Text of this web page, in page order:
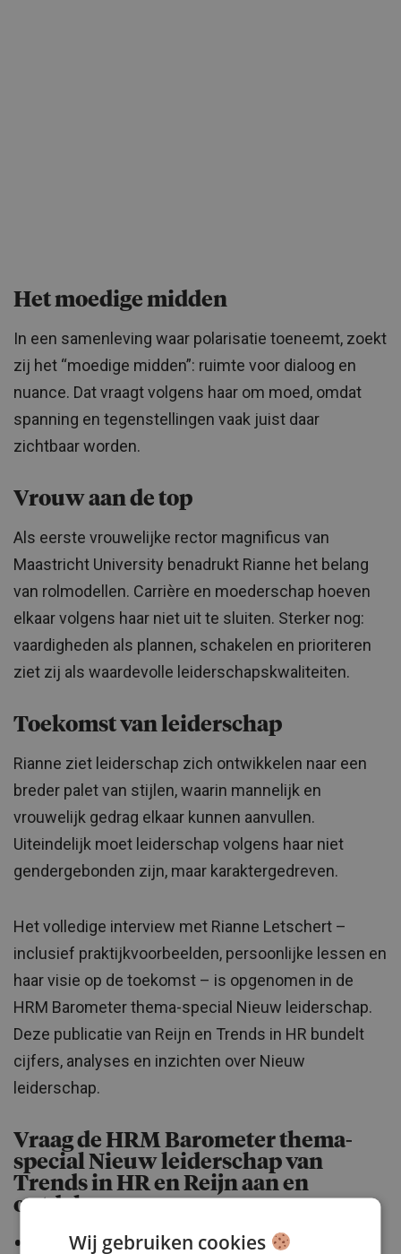
Het moedige midden
In een samenleving waar polarisatie toeneemt, zoekt
zij het “moedige midden”: ruimte voor dialoog en
nuance. Dat vraagt volgens haar om moed, omdat
spanning en tegenstellingen vaak juist daar
zichtbaar worden.
Vrouw aan de top
Als eerste vrouwelijke rector magnificus van
Maastricht University benadrukt Rianne het belang
van rolmodellen. Carrière en moederschap hoeven
elkaar volgens haar niet uit te sluiten. Sterker nog:
vaardigheden als plannen, schakelen en prioriteren
ziet zij als waardevolle leiderschapskwaliteiten.
Toekomst van leiderschap
Rianne ziet leiderschap zich ontwikkelen naar een
breder palet van stijlen, waarin mannelijk en
vrouwelijk gedrag elkaar kunnen aanvullen.
Uiteindelijk moet leiderschap volgens haar niet
gendergebonden zijn, maar karaktergedreven.
Het volledige interview met Rianne Letschert –
inclusief praktijkvoorbeelden, persoonlijke lessen en
haar visie op de toekomst – is opgenomen in de
HRM Barometer thema-special Nieuw leiderschap.
Deze publicatie van Reijn en Trends in HR bundelt
cijfers, analyses en inzichten over Nieuw
leiderschap.
Vraag de HRM Barometer thema-
special Nieuw leiderschap van
Trends in HR en Reijn aan en
ontdek:
Wat medewerkers écht verwachten van hun
Wij gebruiken cookies